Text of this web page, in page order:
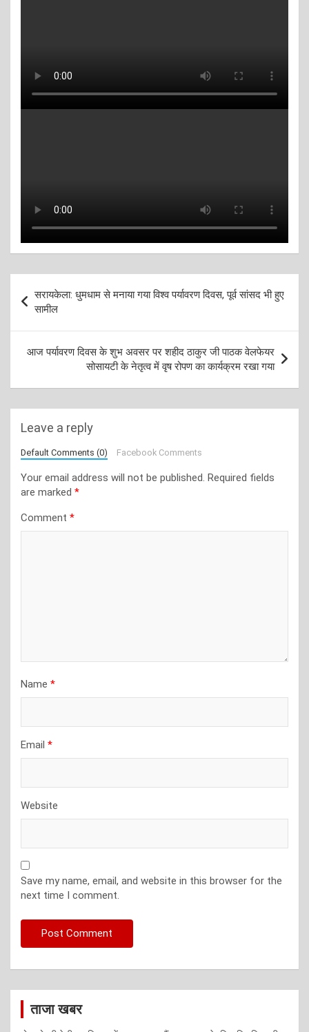
navigation
सरायकेला: धुमधाम से मनाया गया विश्व पर्यावरण दिवस, पूर्व सांसद भी हुए
सामील
आज पर्यावरण दिवस के शुभ अवसर पर शहीद ठाकुर जी पाठक वेलफेयर
सोसायटी के नेतृत्व में वृष रोपण का कार्यक्रम रखा गया
Leave a reply
Default Comments (0) Facebook Comments
Your email address will not be published. Required fields
are marked *
Comment *
Name *
Email *
Website
Save my name, email, and website in this browser for the
next time I comment.
ताजा खबर